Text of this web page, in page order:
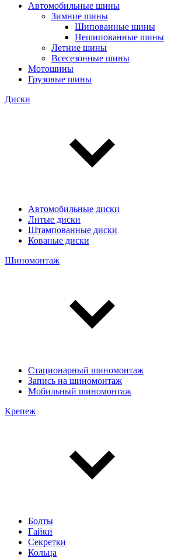
Автомобильные шины
Зимние шины
Шипованные шины
Нешипованные шины
Летние шины
Всесезонные шины
Мотошины
Грузовые шины
Диски
Автомобильные диски
Литые диски
Штампованные диски
Кованые диски
Шиномонтаж
Стационарный шиномонтаж
Запись на шиномонтаж
Мобильный шиномонтаж
Крепеж
Болты
Гайки
Секретки
Кольца